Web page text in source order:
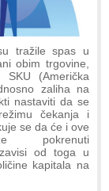
tražile spas u
obim trgovine,
(Američka
zaliha na
nastaviti da se
čekanja i
se da će i ove
pokrenuti
od toga u
kapitala na